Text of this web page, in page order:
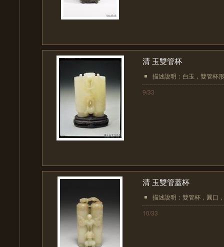
清 玉雙管杯
描述說明：白玉，雙管杯
9/33
清 玉雙管蓋杯
描述說明：雙管杯，圓口
10/33